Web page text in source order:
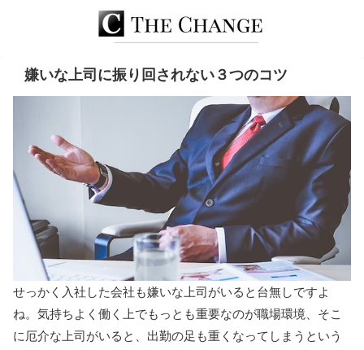
嫌いな上司に振り回されない３つのコツ
せっかく入社した会社も嫌いな上司がいると台無しですよ
ね。気持ちよく働く上でもっとも重要なのが職場環境、そこ
に厄介な上司がいると、出勤の足も重くなってしまうという